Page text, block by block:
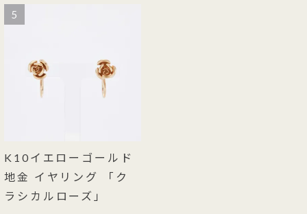
5
K10イエローゴールド
地金 イヤリング 「ク
ラシカルローズ」